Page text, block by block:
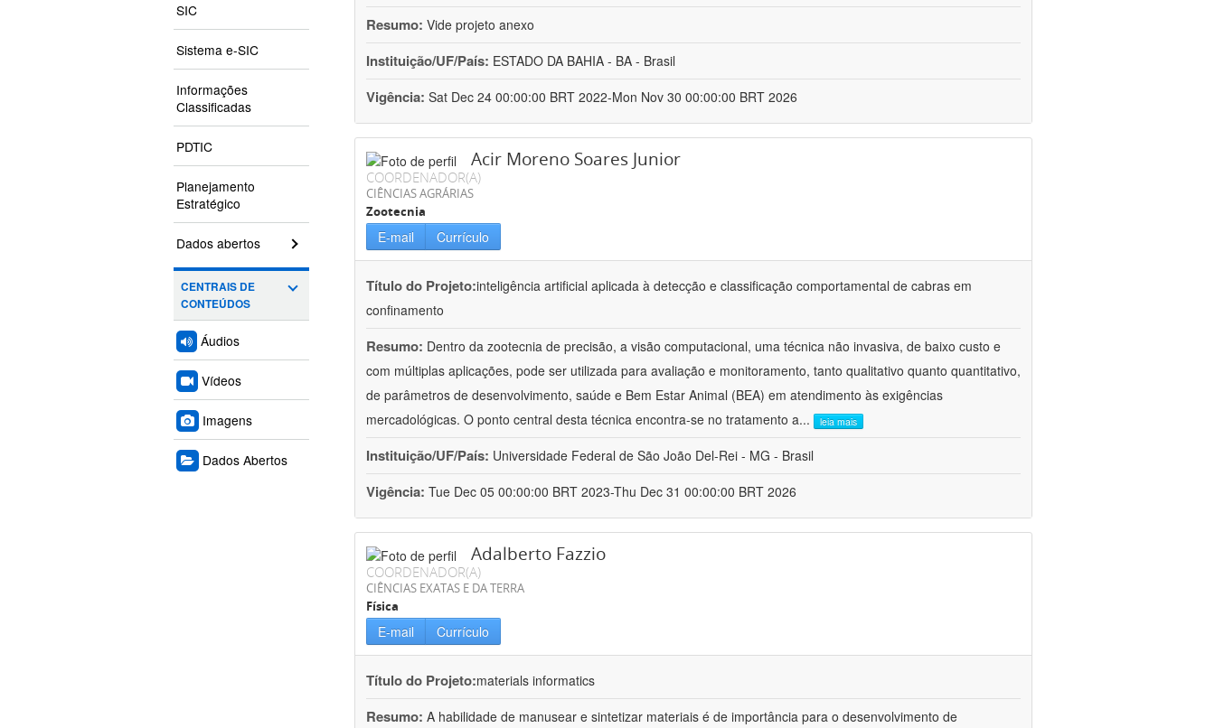
SIC
Sistema e-SIC
Informações
Classificadas
PDTIC
Planejamento
Estratégico
Dados abertos
CENTRAIS DE
CONTEÚDOS
Áudios
Vídeos
Imagens
Dados Abertos
Resumo: Vide projeto anexo
Instituição/UF/País: ESTADO DA BAHIA - BA - Brasil
Vigência: Sat Dec 24 00:00:00 BRT 2022-Mon Nov 30 00:00:00 BRT 2026
Acir Moreno Soares Junior
COORDENADOR(A)
CIÊNCIAS AGRÁRIAS
Zootecnia
E-mail Currículo
Título do Projeto:inteligência artificial aplicada à detecção e classificação comportamental de cabras em
confinamento
Resumo: Dentro da zootecnia de precisão, a visão computacional, uma técnica não invasiva, de baixo custo e
com múltiplas aplicações, pode ser utilizada para avaliação e monitoramento, tanto qualitativo quanto quantitativo,
de parâmetros de desenvolvimento, saúde e Bem Estar Animal (BEA) em atendimento às exigências
mercadológicas. O ponto central desta técnica encontra-se no tratamento a... leia mais
Instituição/UF/País: Universidade Federal de São João Del-Rei - MG - Brasil
Vigência: Tue Dec 05 00:00:00 BRT 2023-Thu Dec 31 00:00:00 BRT 2026
Adalberto Fazzio
COORDENADOR(A)
CIÊNCIAS EXATAS E DA TERRA
Física
E-mail Currículo
Título do Projeto:materials informatics
Resumo: A habilidade de manusear e sintetizar materiais é de importância para o desenvolvimento de